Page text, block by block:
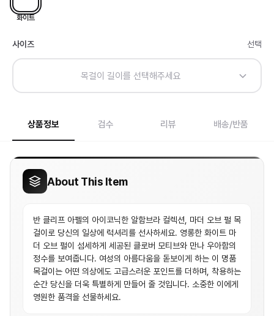
화이트
사이즈 선택
목걸이 길이를 선택해주세요
상품정보 검수 리뷰 배송/반품
About This Item
반 클리프 아펠의 아이코닉한 알함브라 컬렉션, 마더 오브 펄 목
걸이로 당신의 일상에 럭셔리를 선사하세요. 영롱한 화이트 마
더 오브 펄이 섬세하게 세공된 클로버 모티브와 만나 우아함의
정수를 보여줍니다. 여성의 아름다움을 돋보이게 하는 이 명품
목걸이는 어떤 의상에도 고급스러운 포인트를 더하며, 착용하는
순간 당신을 더욱 특별하게 만들어 줄 것입니다. 소중한 이에게
영원한 품격을 선물하세요.